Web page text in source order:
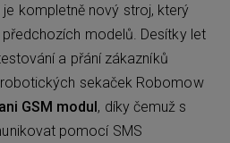
kompletně nový stroj, který
modelů. Desítky let
a přání zákazníků
sekaček Robomow
GSM modul, díky čemuž s
pomocí SMS